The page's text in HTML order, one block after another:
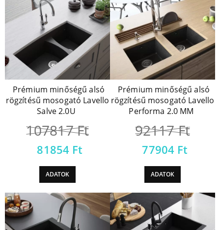
Prémium minőségű alsó
rögzítésű mosogató Lavello
Salve 2.0U
107817Ft
81854 Ft
ADATOK
Prémium minőségű alsó
rögzítésű mosogató Lavello
Performa 2.0 MM
92117Ft
77904 Ft
ADATOK